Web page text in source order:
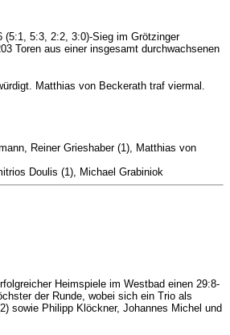
(5:1, 5:3, 2:2, 3:0)-Sieg im Grötzinger
Toren aus einer insgesamt durchwachsenen
Matthias von Beckerath traf viermal.
Reiner Grieshaber (1), Matthias von
Doulis (1), Michael Grabiniok
Heimspiele im Westbad einen 29:8-
der Runde, wobei sich ein Trio als
sowie Philipp Klöckner, Johannes Michel und